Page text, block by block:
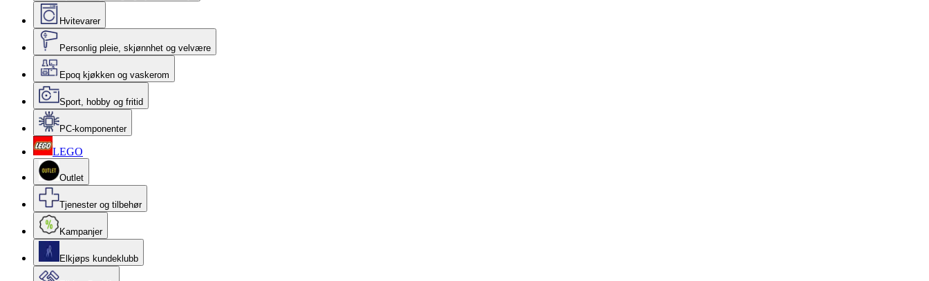
Hvitevarer
Personlig pleie, skjønnhet og velvære
Epoq kjøkken og vaskerom
Sport, hobby og fritid
PC-komponenter
LEGO
Outlet
Tjenester og tilbehør
Kampanjer
Elkjøps kundeklubb